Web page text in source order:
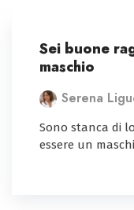
Sei buone
maschio
Serena
Sono stanca di
essere un